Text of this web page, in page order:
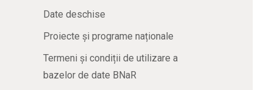
Date deschise
Proiecte și programe naționale
Termeni și condiții de utilizare a
bazelor de date BNaR